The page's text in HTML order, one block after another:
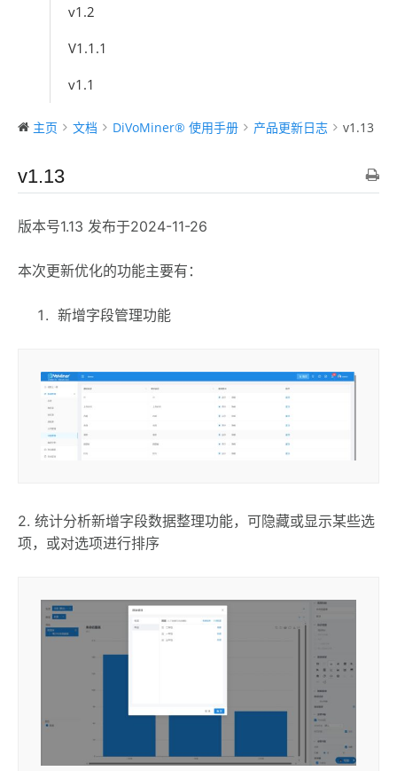
v1.2
V1.1.1
v1.1
主页 文档 DiVoMiner® 使用手册 产品更新日志 v1.13
v1.13
版本号1.13 发布于2024-11-26
本次更新优化的功能主要有：
新增字段管理功能
2. 统计分析新增字段数据整理功能，可隐藏或显示某些选
项，或对选项进行排序